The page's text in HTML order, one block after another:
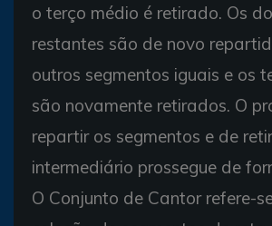
o terço médio é retirado. Os
restantes são de novo
outros segmentos iguais e os
são novamente retirados. O
repartir os segmentos e de
intermediário prossegue de
O Conjunto de Cantor refere-